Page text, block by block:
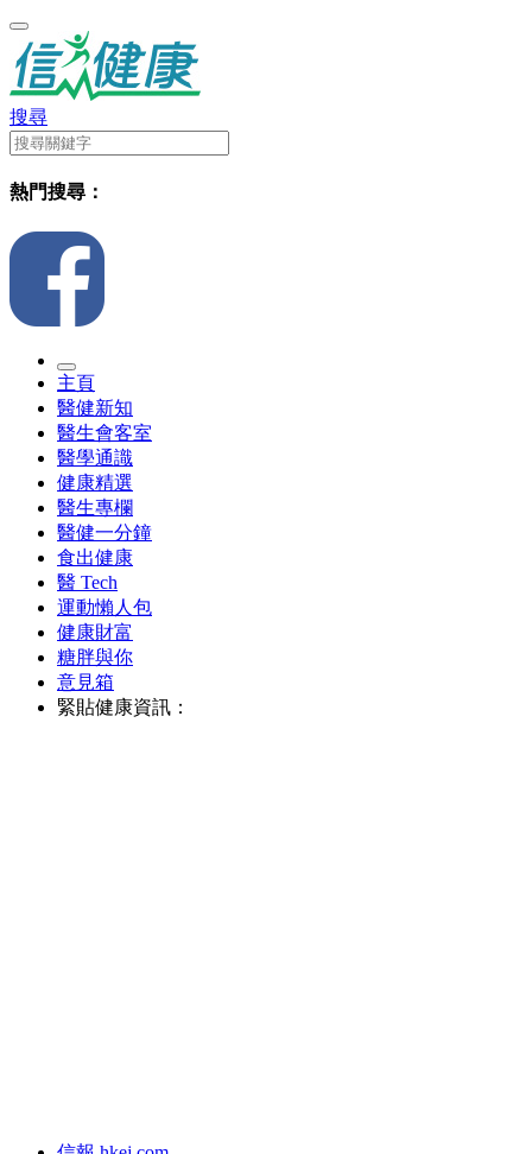
搜尋
熱門搜尋：
主頁
醫健新知
醫生會客室
醫學通識
健康精選
醫生專欄
醫健一分鐘
食出健康
醫 Tech
運動懶人包
健康財富
糖胖與你
意見箱
緊貼健康資訊：